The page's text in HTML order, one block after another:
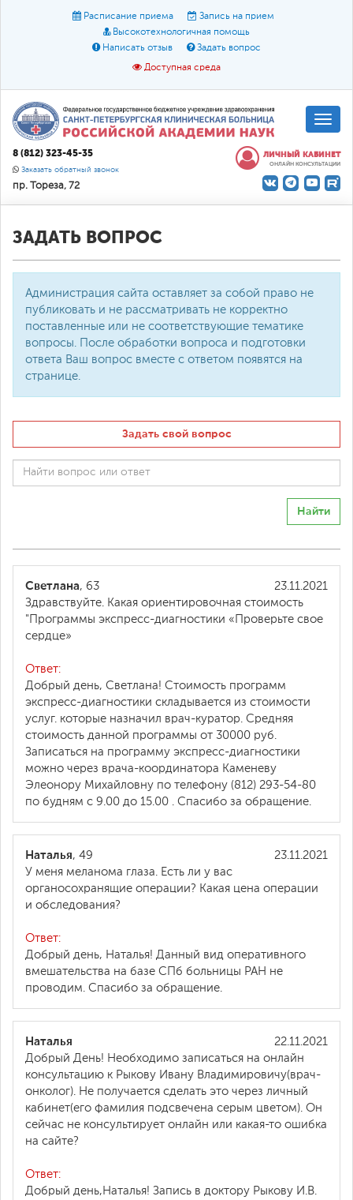
Расписание приема
Запись на прием
Высокотехнологичная помощь
Написать отзыв
Задать вопрос
Доступная среда
Размер шрифта: A A A
Цвет:
О доступной среде
8 (812) 323-45-35
Заказать обратный звонок
пр. Тореза, 72
ЛИЧНЫЙ КАБИНЕТ
ОНЛАЙН КОНСУЛЬТАЦИИ
ЗАДАТЬ ВОПРОС
Администрация сайта оставляет за собой право не
публиковать и не рассматривать не корректно
поставленные или не соответствующие тематике
вопросы. После обработки вопроса и подготовки
ответа Ваш вопрос вместе с ответом появятся на
странице.
Задать свой вопрос
Найти
23.11.2021
Светлана, 63
Здравствуйте. Какая ориентировочная стоимость
"Программы экспресс-диагностики «Проверьте свое
сердце»
Ответ:
Добрый день, Светлана! Стоимость программ
экспресс-диагностики складывается из стоимости
услуг. которые назначил врач-куратор. Средняя
стоимость данной программы от 30000 руб.
Записаться на программу экспресс-диагностики
можно через врача-координатора Каменеву
Элеонору Михайловну по телефону (812) 293-54-80
по будням с 9.00 до 15.00 . Спасибо за обращение.
23.11.2021
Наталья, 49
У меня меланома глаза. Есть ли у вас
органосохранящие операции? Какая цена операции
и обследования?
Ответ:
Добрый день, Наталья! Данный вид оперативного
вмешательства на базе СПб больницы РАН не
проводим. Спасибо за обращение.
22.11.2021
Наталья
Добрый День! Необходимо записаться на онлайн
консультацию к Рыкову Ивану Владимировичу(врач-
онколог). Не получается сделать это через личный
кабинет(его фамилия подсвечена серым цветом). Он
сейчас не консультирует онлайн или какая-то ошибка
на сайте?
Ответ:
Добрый день,Наталья! Запись в доктору Рыкову И.В.